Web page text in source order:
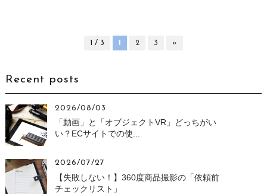
1 / 3 1 2 3 »
Recent posts
2026/08/03
「動画」と「オブジェクトVR」どっちがい
い？ECサイトでの使...
2026/07/27
【失敗しない！】360度商品撮影の「依頼前
チェックリスト」